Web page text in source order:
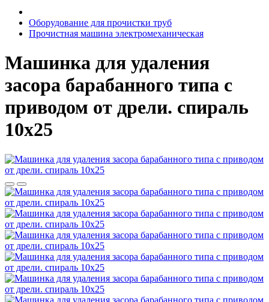
Оборудование для прочистки труб
Прочистная машина электромеханическая
Машинка для удаления
засора барабанного типа с
приводом от дрели. спираль
10х25